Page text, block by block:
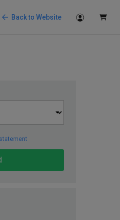
Back to Website